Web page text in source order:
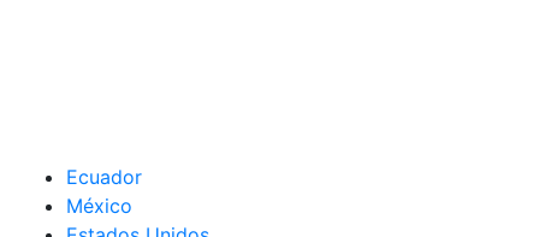
Ecuador
México